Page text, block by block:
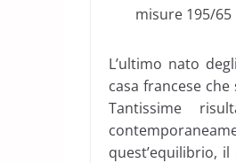
misure 195/65
L’ultimo nato
casa francese
Tantissime
quest’equilibrio,